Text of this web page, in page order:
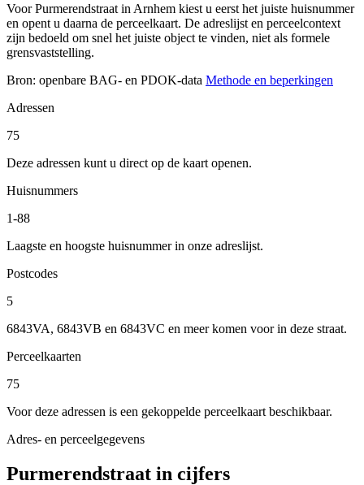
Voor Purmerendstraat in Arnhem kiest u eerst het juiste huisnummer
en opent u daarna de perceelkaart. De adreslijst en perceelcontext
zijn bedoeld om snel het juiste object te vinden, niet als formele
grensvaststelling.
Bron: openbare BAG- en PDOK-data Methode en beperkingen
Adressen
75
Deze adressen kunt u direct op de kaart openen.
Huisnummers
1-88
Laagste en hoogste huisnummer in onze adreslijst.
Postcodes
5
6843VA, 6843VB en 6843VC en meer komen voor in deze straat.
Perceelkaarten
75
Voor deze adressen is een gekoppelde perceelkaart beschikbaar.
Adres- en perceelgegevens
Purmerendstraat in cijfers